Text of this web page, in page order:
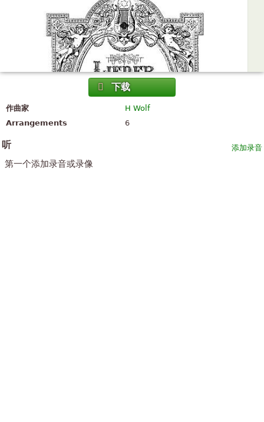
下载
作曲家
H Wolf
Arrangements
6
添加录音
听
第一个添加录音或录像